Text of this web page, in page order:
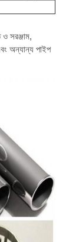
ও সরঞ্জাম,
অন্যান্য পাইপ